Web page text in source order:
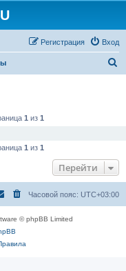
Вход
Регистрация
1 из 1
1 из 1
Перейти
Часовой пояс: UTC+03:00
© phpBB Limited